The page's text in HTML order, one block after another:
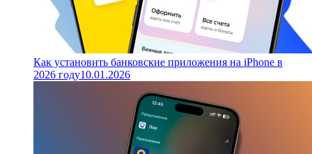
Как установить банковские приложения на iPhone в
2026 году10.01.2026